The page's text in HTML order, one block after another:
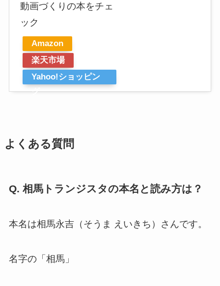
動画づくりの本をチェ
ック
Amazon
楽天市場
Yahoo!ショッピン
グ
よくある質問
Q. 相馬トランジスタの本名と読み方は？
本名は相馬永吉（そうま えいきち）さんです。
名字の「相馬」